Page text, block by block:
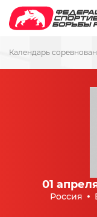
Календарь
01
Россия